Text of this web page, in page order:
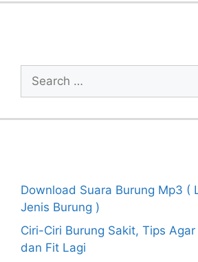
Search
for:
Download Suara Burung Mp3 (
Jenis Burung )
Ciri-Ciri Burung Sakit, Tips
dan Fit Lagi